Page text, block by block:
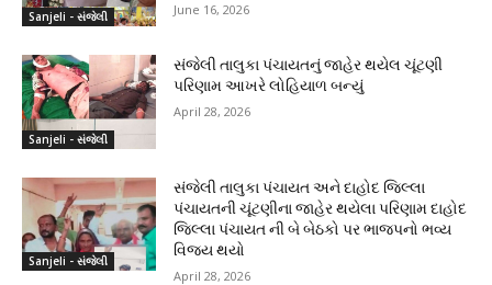
Sanjeli - સંજેલી June 16, 2026
Sanjeli - સંજેલી
સંજેલી તાલુકા પંચાયતનું જાહેર થયેલ ચૂંટણી
પરિણામ આખરે લોહિયાળ બન્યું
April 28, 2026
Sanjeli - સંજેલી
સંજેલી તાલુકા પંચાયત અને દાહોદ જિલ્લા
પંચાયતની ચૂંટણીના જાહેર થયેલા પરિણામ દાહોદ
જિલ્લા પંચાયત ની બે બેઠકો પર ભાજપનો ભવ્ય
વિજય થયો
April 28, 2026